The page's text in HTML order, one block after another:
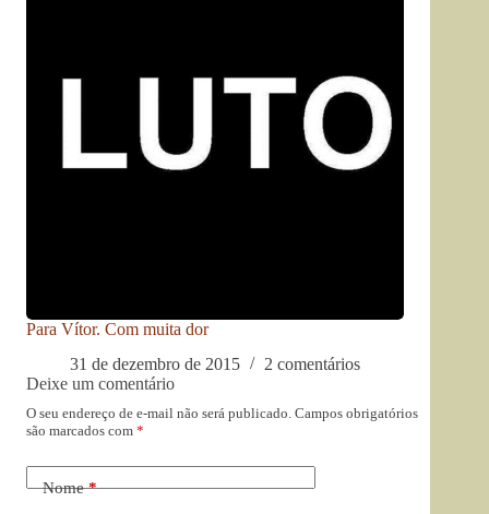
Para Vítor. Com muita dor
31 de dezembro de 2015
2 comentários
Deixe um comentário
O seu endereço de e-mail não será publicado. Campos obrigatórios
são marcados com *
Nome*